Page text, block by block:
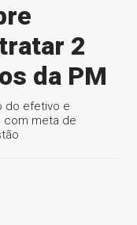
2
da PM
do efetivo e
com meta de